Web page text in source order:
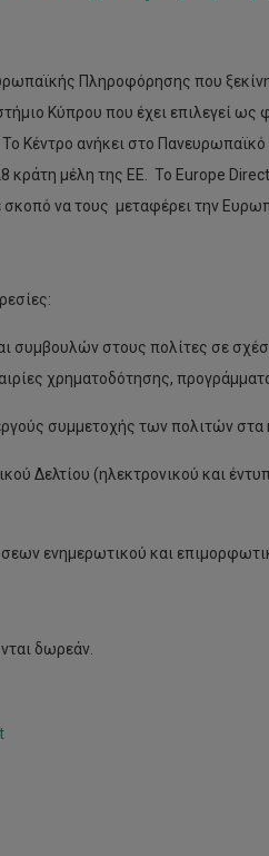
Πληροφόρησης που
Κύπρου που έχει επιλεγεί
Κέντρο ανήκει στο
μέλη της ΕΕ. Το Europe
σκοπό να τους μεταφέρει την
συμβουλών στους πολίτες σε
χρηματοδότησης,
συμμετοχής των πολιτών στα
Δελτίου (ηλεκτρονικού και
ενημερωτικού και
δωρεάν.